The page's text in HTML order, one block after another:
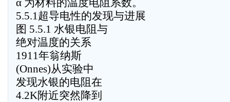
α 为材料的温度电阻系数。
5.5.1超导电性的发现与进展
图 5.5.1 水银电阻与
绝对温度的关系
1911年翁纳斯
(Onnes)从实验中
发现水银的电阻在
4.2K附近突然降到